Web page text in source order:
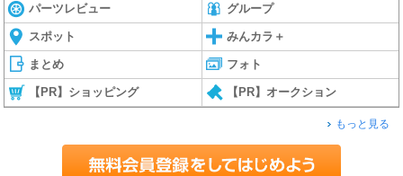
パーツレビュー グループ
スポット みんカラ＋
まとめ フォト
【PR】ショッピング 【PR】オークション
もっと見る